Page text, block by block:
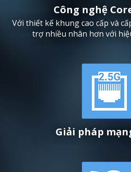
Công nghệ
Với thiết kế khung cao cấp và
trợ nhiều nhân hơn với
Giải pháp